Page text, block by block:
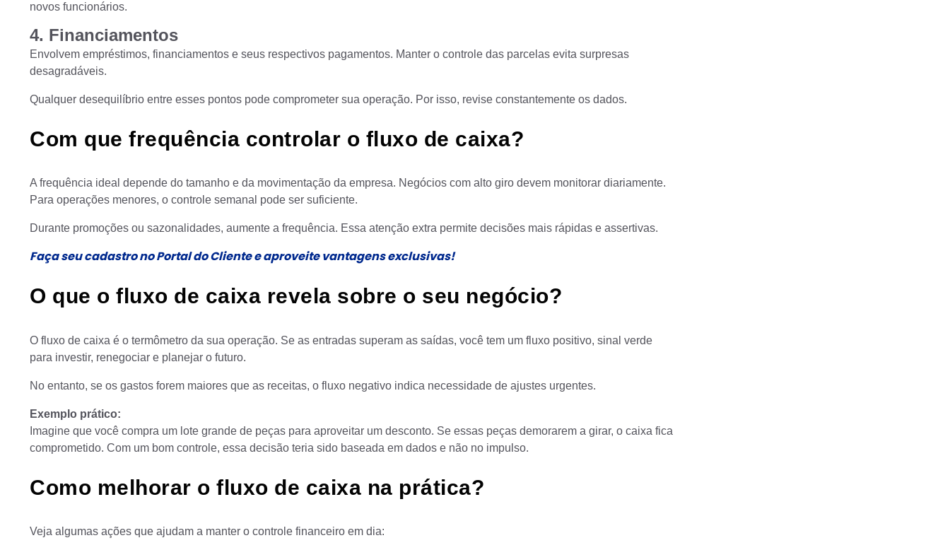
novos funcionários.
4. Financiamentos
Envolvem empréstimos, financiamentos e seus respectivos pagamentos. Manter o controle das parcelas evita surpresas
desagradáveis.
Qualquer desequilíbrio entre esses pontos pode comprometer sua operação. Por isso, revise constantemente os dados.
Com que frequência controlar o fluxo de caixa?
A frequência ideal depende do tamanho e da movimentação da empresa. Negócios com alto giro devem monitorar diariamente.
Para operações menores, o controle semanal pode ser suficiente.
Durante promoções ou sazonalidades, aumente a frequência. Essa atenção extra permite decisões mais rápidas e assertivas.
Faça seu cadastro no Portal do Cliente e aproveite vantagens exclusivas!
O que o fluxo de caixa revela sobre o seu negócio?
O fluxo de caixa é o termômetro da sua operação. Se as entradas superam as saídas, você tem um fluxo positivo, sinal verde
para investir, renegociar e planejar o futuro.
No entanto, se os gastos forem maiores que as receitas, o fluxo negativo indica necessidade de ajustes urgentes.
Exemplo prático:
Imagine que você compra um lote grande de peças para aproveitar um desconto. Se essas peças demorarem a girar, o caixa fica
comprometido. Com um bom controle, essa decisão teria sido baseada em dados e não no impulso.
Como melhorar o fluxo de caixa na prática?
Veja algumas ações que ajudam a manter o controle financeiro em dia: